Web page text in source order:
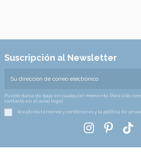
Suscripción al Newsletter
Puede darse de baja en cualquier momento. Para ello,
contacto en el aviso legal.
Acepto los términos y condiciones y la política de